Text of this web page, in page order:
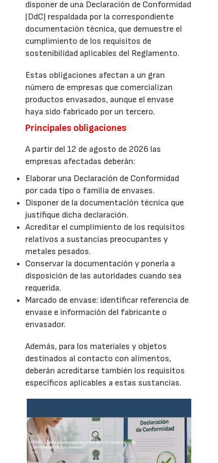
disponer de una Declaración de Conformidad
(DdC) respaldada por la correspondiente
documentación técnica, que demuestre el
cumplimiento de los requisitos de
sostenibilidad aplicables del Reglamento.
Estas obligaciones afectan a un gran
número de empresas que comercializan
productos envasados, aunque el envase
haya sido fabricado por un tercero.
Principales obligaciones
A partir del 12 de agosto de 2026 las
empresas afectadas deberán:
Elaborar una Declaración de Conformidad
por cada tipo o familia de envases.
Disponer de la documentación técnica que
justifique dicha declaración.
Acreditar el cumplimiento de los requisitos
relativos a sustancias preocupantes y
metales pesados.
Conservar la documentación y ponerla a
disposición de las autoridades cuando sea
requerida.
Marcado de envase: identificar referencia de
envase e información del fabricante o
envasador.
Además, para los materiales y objetos
destinados al contacto con alimentos,
deberán acreditarse también los requisitos
específicos aplicables a estas sustancias.